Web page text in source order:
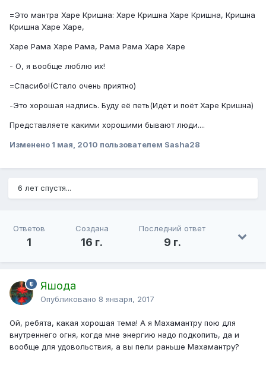
=Это мантра Харе Кришна: Харе Кришна Харе Кришна, Кришна
Кришна Харе Харе,
Харе Рама Харе Рама, Рама Рама Харе Харе
- О, я вообще люблю их!
=Спасибо!(Стало очень приятно)
-Это хорошая надпись. Буду её петь(Идёт и поёт Харе Кришна)
Представляете какими хорошими бывают люди....
Изменено 1 мая, 2010 пользователем Sasha28
6 лет спустя...
Ответов
1
Создана
16 г.
Последний ответ
9 г.
Яшода
Опубликовано 8 января, 2017
Ой, ребята, какая хорошая тема! А я Махамантру пою для
внутреннего огня, когда мне энергию надо подкопить, да и
вообще для удовольствия, а вы пели раньше Махамантру?